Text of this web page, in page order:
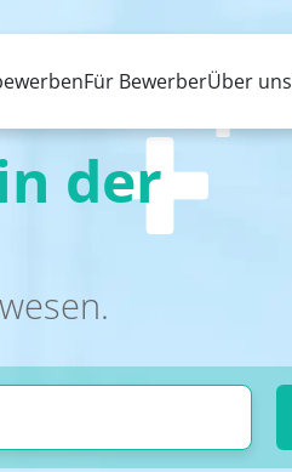
Für BewerberÜber uns
der